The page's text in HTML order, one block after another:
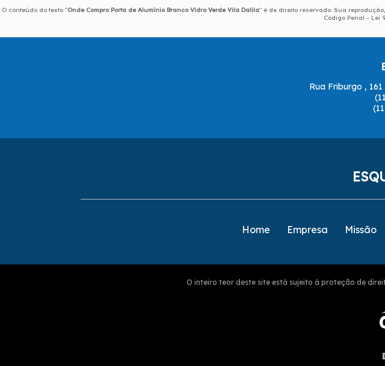
O conteúdo do texto "Onde Compro Porta de Alumínio Branco Vidro Verde Vila Dalila" é de direito reservado. Sua
Código Penal – Lei
Rua Friburgo ,
Home Empresa Missão
O inteiro teor deste site está sujeito à proteção de